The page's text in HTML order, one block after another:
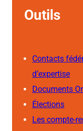
Outils
Contacts
d’expertise
Documents
Élections
Les compte-